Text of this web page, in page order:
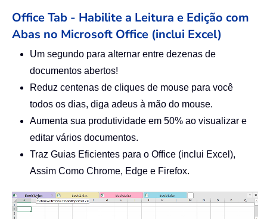
Office Tab - Habilite a Leitura e Edição com
Abas no Microsoft Office (inclui Excel)
Um segundo para alternar entre dezenas de
documentos abertos!
Reduz centenas de cliques de mouse para você
todos os dias, diga adeus à mão do mouse.
Aumenta sua produtividade em 50% ao visualizar e
editar vários documentos.
Traz Guias Eficientes para o Office (inclui Excel),
Assim Como Chrome, Edge e Firefox.